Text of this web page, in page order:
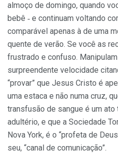
almoço de domingo, quando
bebê ‑ e continuam voltando
comparável apenas à de uma
quente de verão. Se você as
frustrado e confuso.
surpreendente velocidade
“provar” que Jesus Cristo é
uma estaca e não numa cruz,
transfusão de sangue é um
adultério, e que a Sociedade
Nova York, é o “profeta de
seu, “canal de comunicação”.